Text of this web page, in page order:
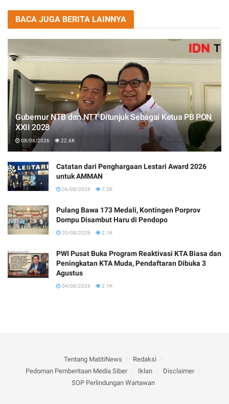
BACA JUGA BERITA LAINNYA
Gubernur NTB dan NTT Ditunjuk Sebagai Ketua PB PON
XXII 2028
08/08/2026 22.6K
Catatan dari Penghargaan Lestari Award 2026
untuk AMMAN
06/08/2026 7.2K
Pulang Bawa 173 Medali, Kontingen Porprov
Dompu Disambut Haru di Pendopo
05/08/2026 2.1K
PWI Pusat Buka Program Reaktivasi KTA Biasa dan
Peningkatan KTA Muda, Pendaftaran Dibuka 3
Agustus
04/08/2026 2.1K
Tentang MatitiNews
Redaksi
Pedoman Pemberitaan Media Siber
Iklan
Disclaimer
SOP Perlindungan Wartawan